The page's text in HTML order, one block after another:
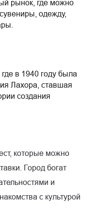
рынок, где можно
одежду,
в 1940 году была
Лахора, ставшая
создания
которые можно
Город богат
и
с культурой